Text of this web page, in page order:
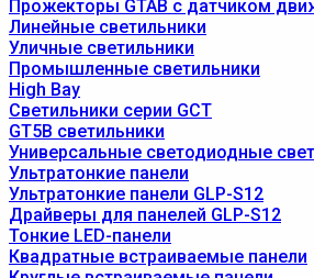
Прожекторы GTAB с датчиком
Линейные светильники
Уличные светильники
Промышленные светильники
High Bay
Светильники серии GCT
GT5B светильники
Универсальные светодиодные
Ультратонкие панели
Ультратонкие панели GLP-S12
Драйверы для панелей GLP-S12
Тонкие LED-панели
Квадратные встраиваемые панели